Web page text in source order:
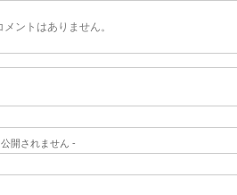
ントはありません。
開されません -